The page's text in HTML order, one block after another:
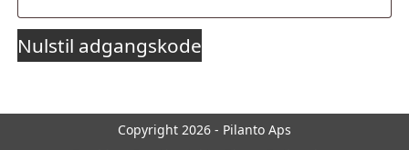
Nulstil adgangskode
Copyright 2026 - Pilanto Aps